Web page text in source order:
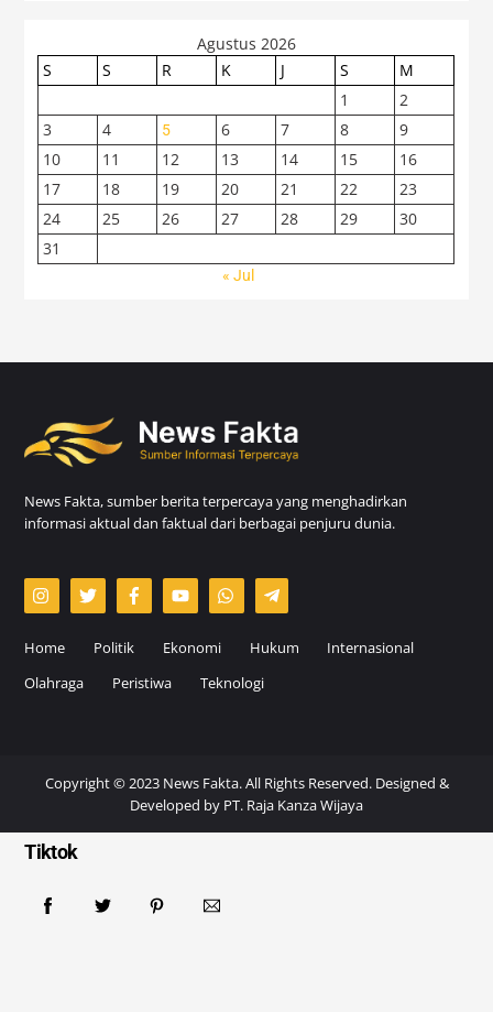
Agustus 2026
S
S R K J S
M
1
2
3
4 5 6 7 8
9
10
11 12 13 14 15
16
17
18 19 20 21 22
23
24
25 26 27 28 29
30
31
« Jul
News Fakta, sumber berita terpercaya yang menghadirkan
informasi aktual dan faktual dari berbagai penjuru dunia.
Home Politik Ekonomi Hukum
Internasional
Olahraga
Peristiwa Teknologi
Copyright © 2023 News Fakta. All Rights Reserved. Designed &
Developed by PT. Raja Kanza Wijaya
Tiktok